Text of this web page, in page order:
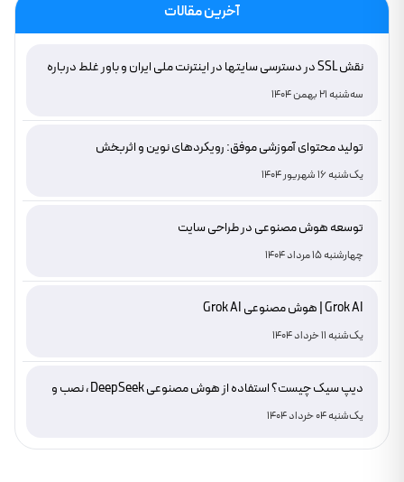
آخرین مقالات
نقش SSL در دسترسی سایتها در اینترنت ملی ایران و باور غلط درباره
سه‌شنبه 21 بهمن 1404
تولید محتوای آموزشی موفق: رویکردهای نوین و اثربخش
یک‌شنبه 16 شهریور 1404
توسعه هوش مصنوعی در طراحی سایت
چهارشنبه 15 مرداد 1404
Grok AI | هوش مصنوعی Grok AI
یک‌شنبه 11 خرداد 1404
دیپ سیک چیست؟ استفاده از هوش مصنوعی DeepSeek ، نصب و
دانلود
یک‌شنبه 04 خرداد 1404